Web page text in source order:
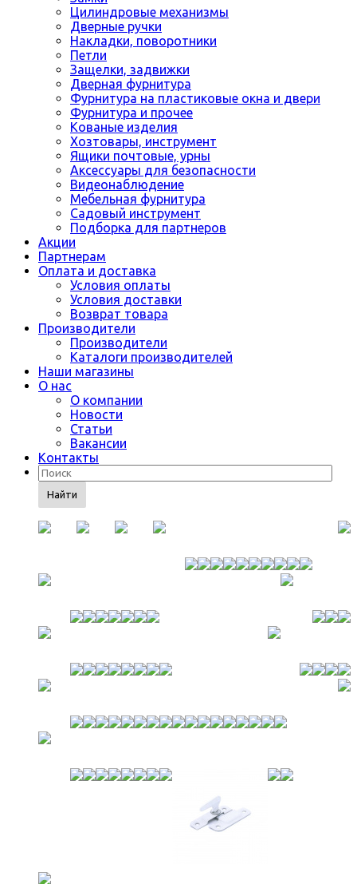
Цилиндровые механизмы
Дверные ручки
Накладки, поворотники
Петли
Защелки, задвижки
Дверная фурнитура
Фурнитура на пластиковые окна и двери
Фурнитура и прочее
Кованые изделия
Хозтовары, инструмент
Ящики почтовые, урны
Аксессуары для безопасности
Видеонаблюдение
Мебельная фурнитура
Садовый инструмент
Подборка для партнеров
Акции
Партнерам
Оплата и доставка
Условия оплаты
Условия доставки
Возврат товара
Производители
Производители
Каталоги производителей
Наши магазины
О нас
О компании
Новости
Статьи
Вакансии
Контакты
Найти